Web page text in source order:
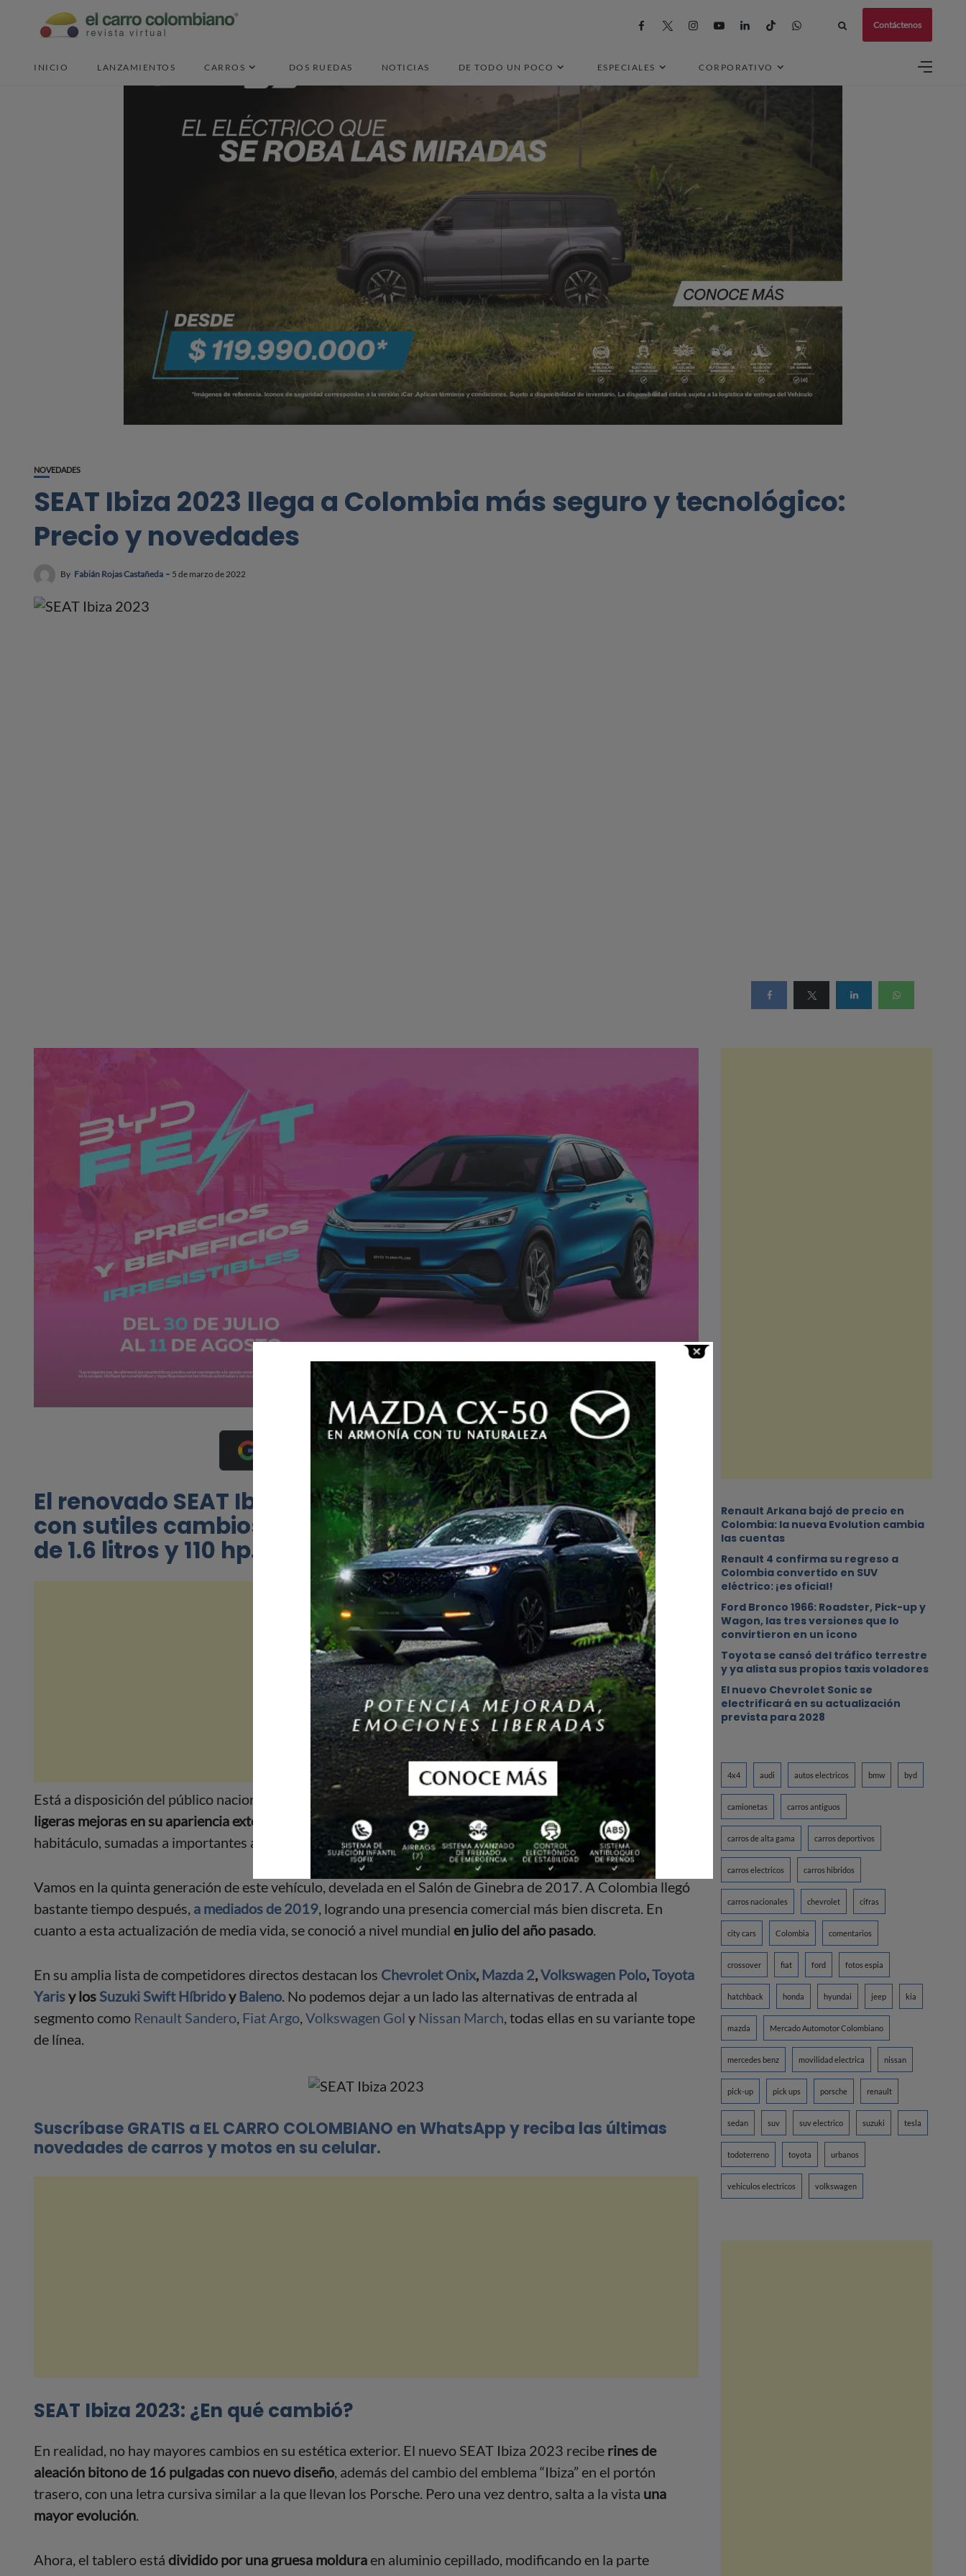
Contáctenos
INICIO LANZAMIENTOS CARROS DOS RUEDAS NOTICIAS DE TODO UN POCO ESPECIALES CORPORATIVO
NOVEDADES
SEAT Ibiza 2023 llega a Colombia más seguro y tecnológico:
Precio y novedades
By Fabián Rojas Castañeda 5 de marzo de 2022
Añádenos como fuente preferida en Google
El renovado SEAT Ibiza llegó a las vitrinas colombianas,
con sutiles cambios de diseño y manteniendo su motor
de 1.6 litros y 110 hp.
Está a disposición del público nacional el nuevoSEAT Ibiza 2023, subcompacto español que viene con
ligeras mejoras en su apariencia externa
. Sin embargo, las modificaciones más profundas están en el
habitáculo, sumadas a importantes adiciones en elapartado tecnológico y seguridad.
Vamos en la quinta generación de este vehículo, develada en el Salón de Ginebra de 2017. A Colombia llegó
bastante tiempo después, a mediados de 2019, logrando una presencia comercial más bien discreta. En
cuanto a esta actualización de media vida, se conoció a nivel mundial en julio del año pasado.
En su amplia lista de competidores directos destacan los Chevrolet Onix, Mazda 2,Volkswagen Polo,Toyota
Yarisy los Suzuki Swift Híbridoy Baleno. No podemos dejar a un lado las alternativas de entrada al
segmento como Renault Sandero, Fiat Argo, Volkswagen Gol y Nissan March, todas ellas en su variante tope
de línea.
Suscríbase GRATIS a EL CARRO COLOMBIANO en WhatsApp y reciba las últimas
novedades de carros y motos en su celular.
SEAT Ibiza 2023: ¿En qué cambió?
En realidad, no hay mayores cambios en su estética exterior. El nuevo SEAT Ibiza 2023 recibe rines de
aleación bitono de 16 pulgadas con nuevo diseño , además del cambio del emblema “Ibiza” en el portón
trasero, con una letra cursiva similar a la que llevan los Porsche. Pero una vez dentro, salta a la vista una
mayor evolución
Ahora, el tablero está dividido por una gruesa molduraen aluminio cepillado, modificando en la parte
Renault Arkana bajó de precio en
Colombia: la nueva Evolution cambia
las cuentas
Renault 4 confirma su regreso a
Colombia convertido en SUV
eléctrico: ¡es oficial!
Ford Bronco 1966: Roadster, Pick-up y
Wagon, las tres versiones que lo
convirtieron en un ícono
Toyota se cansó del tráfico terrestre
y ya alista sus propios taxis voladores
El nuevo Chevrolet Sonic se
electrificará en su actualización
prevista para 2028
4x4 audi autos electricos bmw byd
camionetas carros antiguos
carros de alta gama carros deportivos
carros electricos carros hibridos
carros nacionales chevrolet cifras
city cars Colombia comentarios
crossover fiat ford fotos espia
hatchback honda hyundai jeep kia
mazda Mercado Automotor Colombiano
mercedes benz movilidad electrica nissan
pick-up pick ups porsche renault
sedan suv suv electrico suzuki tesla
todoterreno toyota urbanos
vehiculos electricos volkswagen